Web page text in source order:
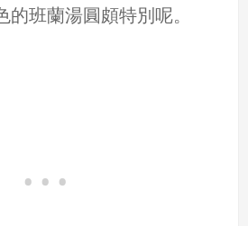
班蘭湯圓頗特別呢。